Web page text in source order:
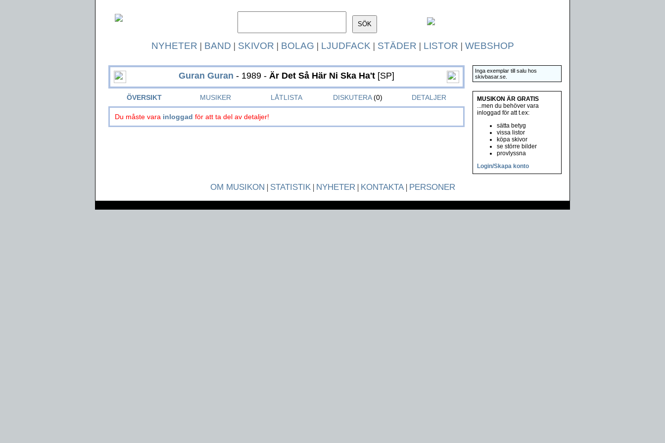
NYHETER | BAND | SKIVOR | BOLAG | LJUDFACK | STÄDER | LISTOR | WEBSHOP
Guran Guran - 1989 - Är Det Så Här Ni Ska Ha't [SP]
ÖVERSIKT MUSIKER LÅTLISTA DISKUTERA(0) DETALJER
Du måste vara inloggad för att ta del av detaljer!
Inga exemplar till salu hos
skivbasar.se.
MUSIKON ÄR GRATIS
...men du behöver vara
inloggad för att t.ex:
sätta betyg
vissa listor
köpa skivor
se större bilder
provlyssna
Login/Skapa konto
OM MUSIKON | STATISTIK| NYHETER| KONTAKTA| PERSONER